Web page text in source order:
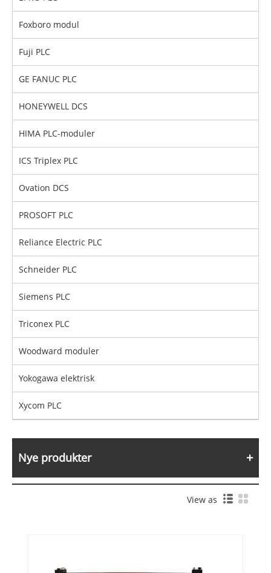
Foxboro modul
Fuji PLC
GE FANUC PLC
HONEYWELL DCS
HIMA PLC-moduler
ICS Triplex PLC
Ovation DCS
PROSOFT PLC
Reliance Electric PLC
Schneider PLC
Siemens PLC
Triconex PLC
Woodward moduler
Yokogawa elektrisk
Xycom PLC
Nye produkter
View as